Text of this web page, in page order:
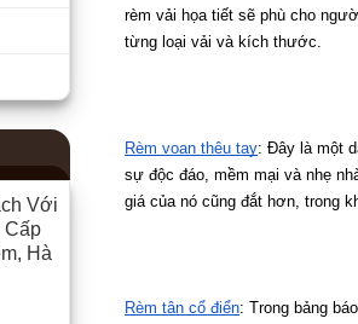
Với
Cấp
Hà
rèm vải họa tiết sẽ phù cho
từng loại vải và kích thước.
Rèm voan thêu tay: Đây là một
sự độc đáo, mềm mại và nhẹ
giá của nó cũng đắt hơn, trong
Rèm tân cổ điển: Trong bảng